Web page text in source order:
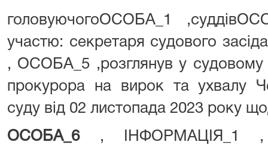
головуючогоОСОБА_1
участю: секретаря судового
, ОСОБА_5 ,розглянув у судовому
прокурора на вирок та ухвалу
суду від 02 листопада 2023 року
ОСОБА_6 , ІНФОРМАЦІЯ_1 ,